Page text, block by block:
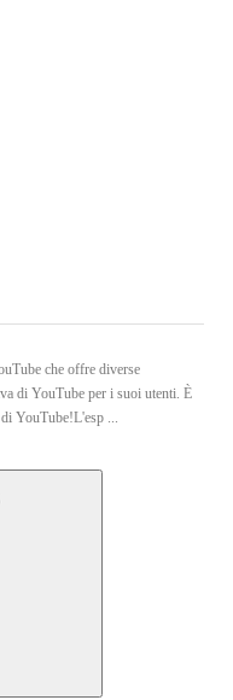
che offre diverse
di YouTube per i suoi utenti. È
YouTube!L'esp ...